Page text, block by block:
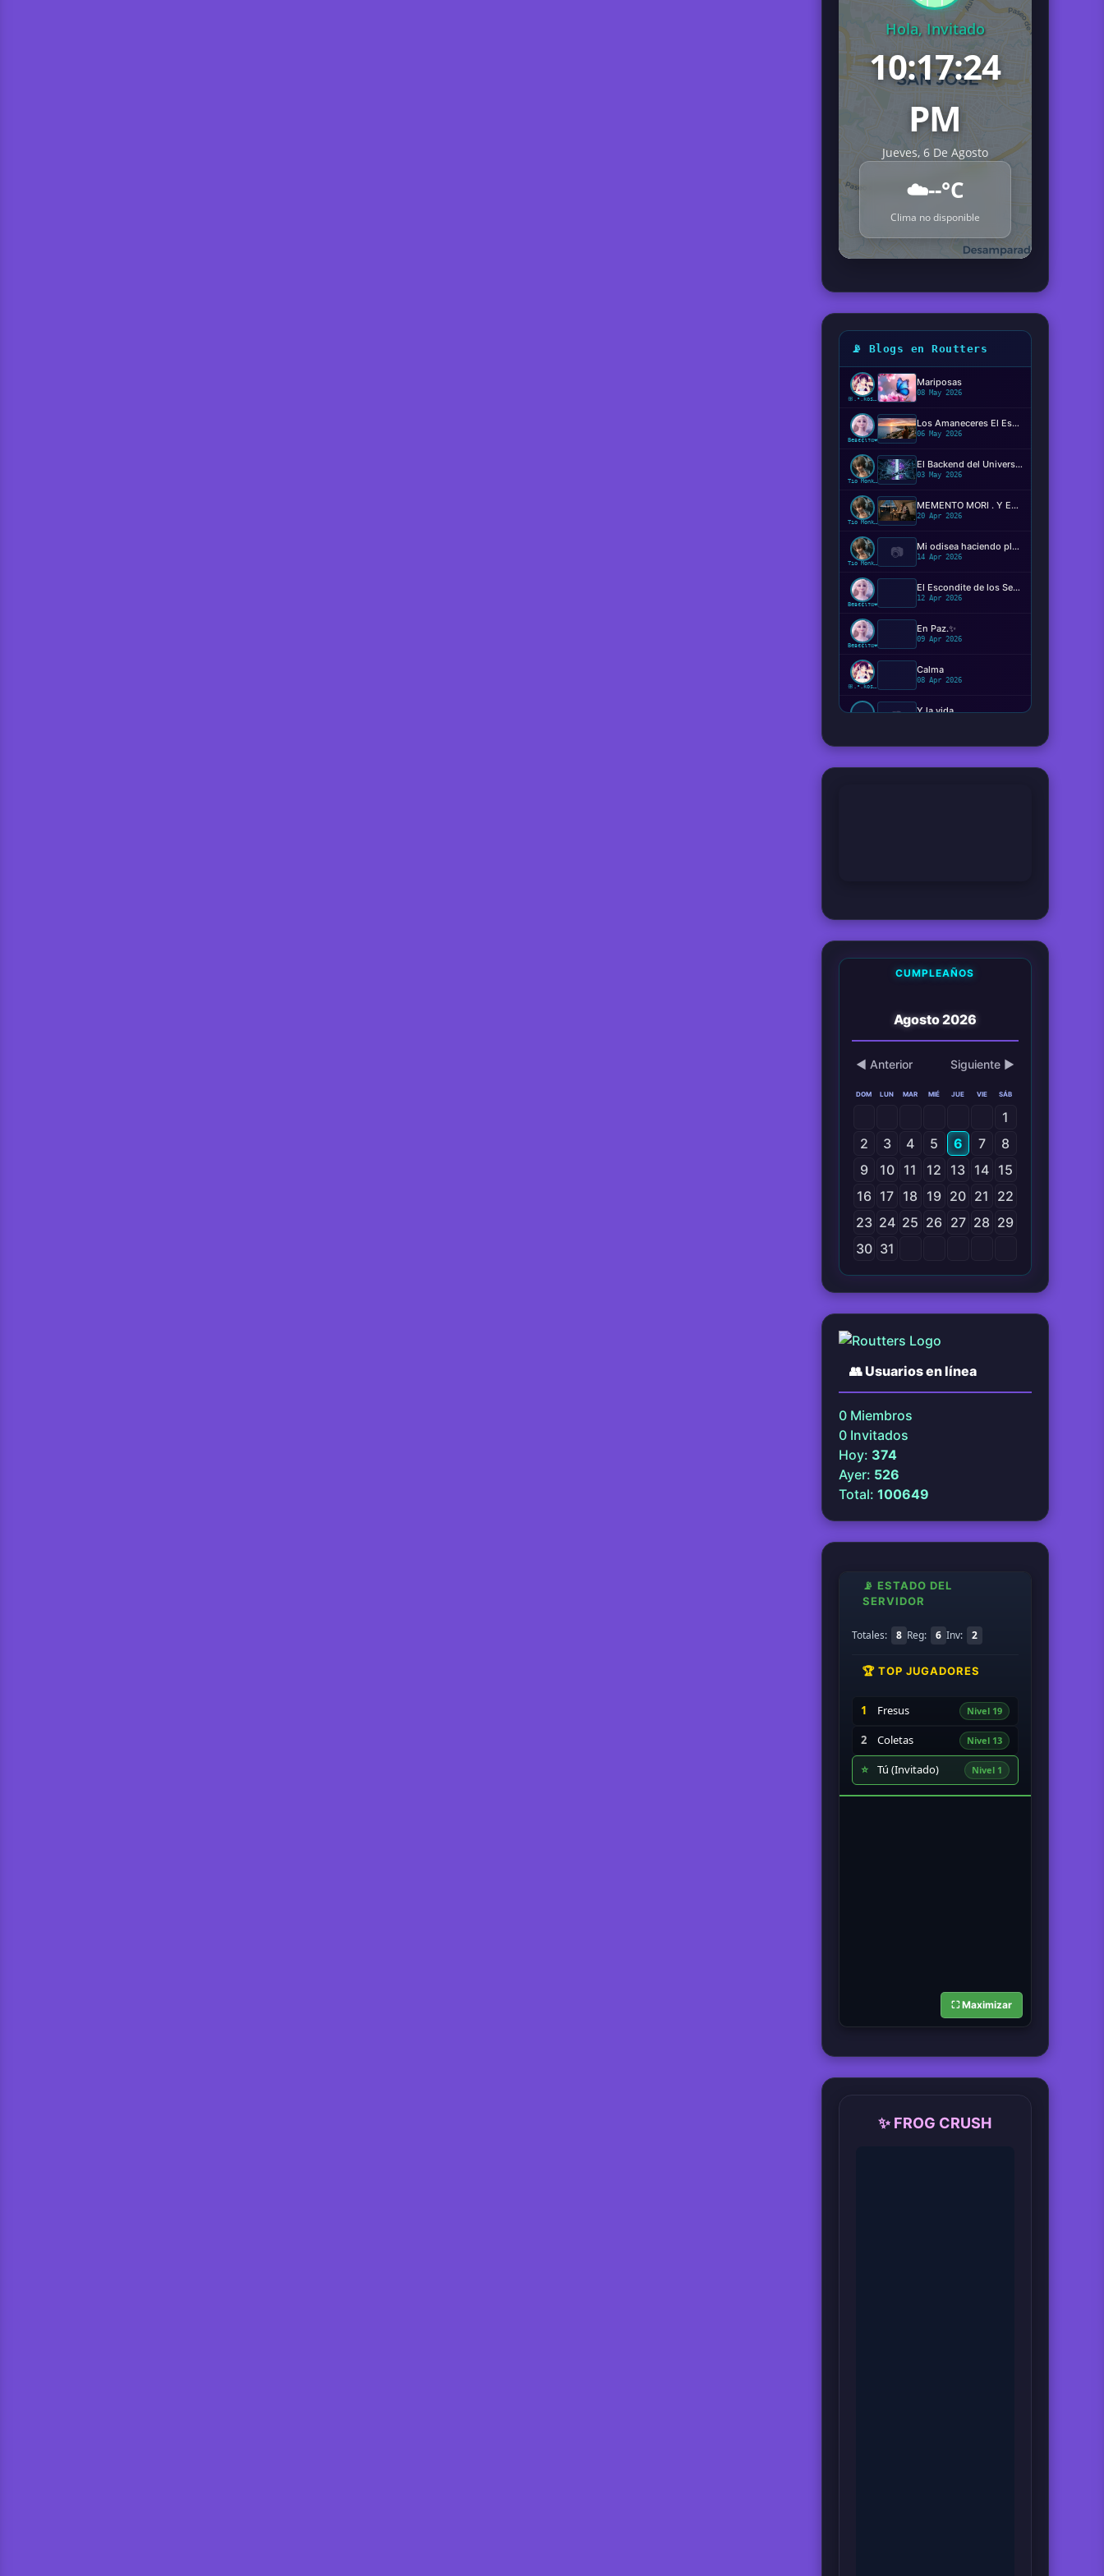
Hola, Invitado
10:17:25
PM
Jueves, 6 De Agosto
☁️--°C
Clima no disponible
📡 Blogs en Routters
ꕥ.•.kosaki.•.🦋
Mariposas
08 May 2026
Beвє¢ιтα❤️
Los Amaneceres El Espectáculo Silencioso ✨️
06 May 2026
Tío Monkey
El Backend del Universo: Determinismo, Conciencia y el Código de la Realidad
03 May 2026
Tío Monkey
MEMENTO MORI . Y EL MIEDO DE MORIR?
20 Apr 2026
Tío Monkey
📷 Mi odisea haciendo plugins
14 Apr 2026
Beвє¢ιтα❤️
El Escondite de los Sentimientos
12 Apr 2026
Beвє¢ιтα❤️
En Paz.✨️
09 Apr 2026
ꕥ.•.kosaki.•.🦋
Calma
08 Apr 2026
📷 Y la vida...
Tío Monkey
Hemos viajado verdaderamente en el tiempo ?
CUMPLEAÑOS
Agosto 2026
◀ Anterior Siguiente ▶
DOM LUN MAR MIÉ JUE VIE SÁB
1
2
3 4 5 6 7
8
9
10 11 12 13 14 15
16 17 18 19 20 21
22
23 24 25 26 27 28 29
30 31
👥Usuarios en línea
0 Miembros
0 Invitados
Hoy: 374
Ayer: 526
Total: 100649
📡 ESTADO DEL
SERVIDOR
Totales: 8 Reg: 6 Inv: 2
🏆 TOP JUGADORES
1 Fresus Nivel 19
2 Coletas Nivel 13
⭐ Tú (Invitado) Nivel 1
⛶ Maximizar
✨ FROG CRUSH